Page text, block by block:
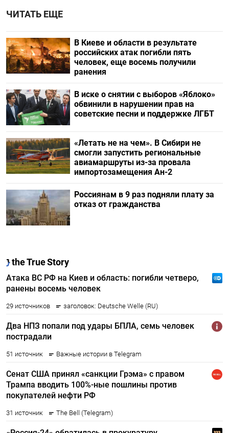
ЧИТАТЬ ЕЩЕ
В Киеве и области в результате
российских атак погибли пять
человек, еще восемь получили
ранения
В иске о снятии с выборов «Яблоко»
обвинили в нарушении прав на
советские песни и поддержке ЛГБТ
«Летать не на чем». В Сибири не
смогли запустить региональные
авиамаршруты из-за провала
импортозамещения Ан-2
Россиянам в 9 раз подняли плату за
отказ от гражданства